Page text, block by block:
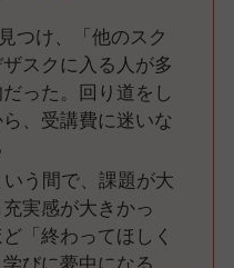
つけ、「他のスク
スクに入る人が多
った。回り道をし
、受講費に迷いな
う間で、課題が大
実感が大きかっ
「終わってほしく